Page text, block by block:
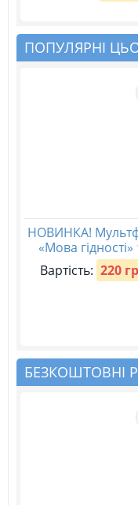
ПОПУЛЯРНІ
НОВИНКА!
«Мова гідності»
Вартість: 220
БЕЗКОШТОВНІ